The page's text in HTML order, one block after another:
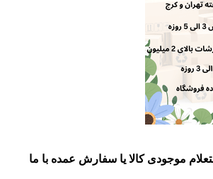
کالا یا سفارش عمده با ما